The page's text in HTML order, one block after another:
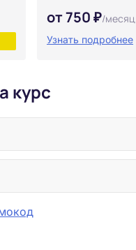
от 750 ₽/месяц
Узнать подробнее
курс